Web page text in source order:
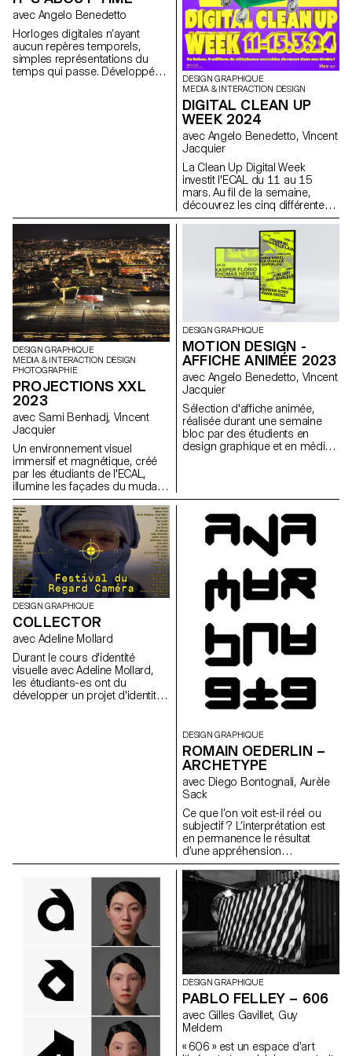
mouvement la dynamique du
son.
avec Angelo Benedetto
Horloges digitales n’ayant
aucun repères temporels,
simples représentations du
temps qui passe. Développées
DESIGN GRAPHIQUE
MEDIA & INTERACTION DESIGN
DIGITAL CLEAN UP
WEEK 2024
avec Angelo Benedetto, Vincent
Jacquier
La Clean Up Digital Week
investit l'ECAL du 11 au 15
mars. Au fil de la semaine,
découvrez les cinq différentes
campagnes de communication
visuelle, imaginées par des
étudiant·e·s du Bachelor
Design Graphique et du
Bachelor Media & Interaction
Design, destinées à sensibiliser
chacun·e à adopter des
pratiques digitales
responsables, dès maintenant,
avec des geste simples.
DESIGN GRAPHIQUE
MEDIA & INTERACTION DESIGN
PHOTOGRAPHIE
PROJECTIONS XXL
2023
avec Sami Benhadj, Vincent
Jacquier
Un environnement visuel
immersif et magnétique, créé
par les étudiants de l'ECAL,
illumine les façades du mudac
et du bâtiment Photo Elysée.
Dans le cadre d'un projet
interdisciplinaire au sein du
département Communication
Visuelle de l'ECAL, les étudiants
des programmes Bachelor
Photographie, Design
Graphique et Media &
Interaction Design ont
développé des projets vidéo
immersifs destinés à orner les
façades de Photo Elysée.
DESIGN GRAPHIQUE
MOTION DESIGN -
AFFICHE ANIMÉE 2023
avec Angelo Benedetto, Vincent
Jacquier
Sélection d'affiche animée,
réalisée durant une semaine
bloc par des étudients en
design graphique et en média
d'annonce des Worskops de
DESIGN GRAPHIQUE
COLLECTOR
avec Adeline Mollard
Durant le cours d'identité
visuelle avec Adeline Mollard,
les étudiants-es ont du
développer un projet d'identité
DESIGN GRAPHIQUE
ROMAIN OEDERLIN –
ARCHETYPE
avec Diego Bontognali, Aurèle
Sack
Ce que l’on voit est-il réel ou
subjectif ? L’interprétation est
en permanence le résultat
d’une appréhension
individuelle. C’est pour cette
raison que l’espace peut être
manipulé et exacerber des
relations désirées. En lien avec
la perception de notre
environnement, ce travail étudie
le principe d’anamorphose
engendré par des caractères
typographiques conçus en
trois dimensions. Fluctuantes
entre lettres et abstraction, ces
structures visuelles proposent
différents degrés de lisibilité en
fonction du point de vue
adopté.
DESIGN GRAPHIQUE
PABLO FELLEY – 606
avec Gilles Gavillet, Guy
Meldem
« 606 » est un espace d’art